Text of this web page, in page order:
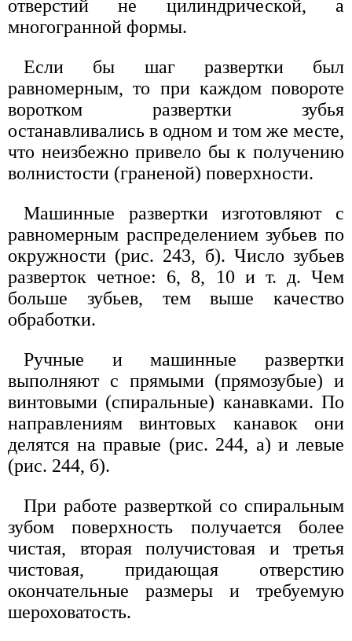
отверстий не цилиндрической, а
многогранной формы.
Если бы шаг развертки был
равномерным, то при каждом повороте
воротком развертки зубья
останавливались в одном и том же месте,
что неизбежно привело бы к получению
волнистости (граненой) поверхности.
Машинные развертки изготовляют с
равномерным распределением зубьев по
окружности (рис. 243, б). Число зубьев
разверток четное: 6, 8, 10 и т. д. Чем
больше зубьев, тем выше качество
обработки.
Ручные и машинные развертки
выполняют с прямыми (прямозубые) и
винтовыми (спиральные) канавками. По
направлениям винтовых канавок они
делятся на правые (рис. 244, а) и левые
(рис. 244, б).
При работе разверткой со спиральным
зубом поверхность получается более
чистая, вторая получистовая и третья
чистовая, придающая отверстию
окончательные размеры и требуемую
шероховатость.